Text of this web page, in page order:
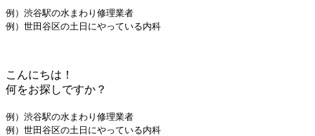
例）渋谷駅の水まわり修理業者
例）世田谷区の土日にやっている内科
こんにちは！
何をお探しですか？
例）渋谷駅の水まわり修理業者
例）世田谷区の土日にやっている内科